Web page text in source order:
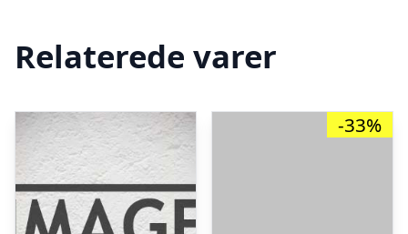
Relaterede varer
-33%